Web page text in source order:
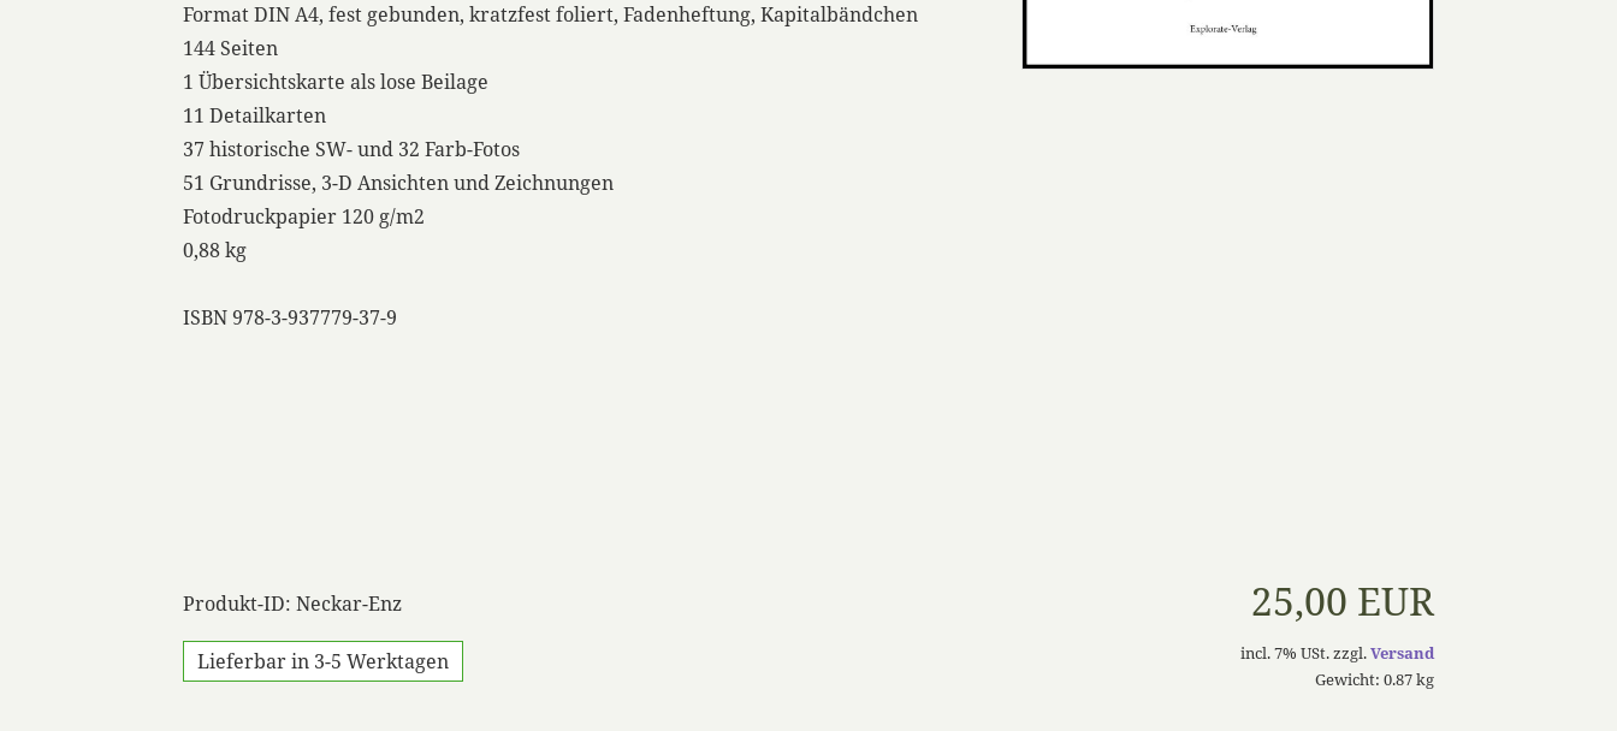
Format DIN A4, fest gebunden, kratzfest foliert, Fadenheftung, Kapitalbändchen
144 Seiten
1 Übersichtskarte als lose Beilage
11 Detailkarten
37 historische SW- und 32 Farb-Fotos
51 Grundrisse, 3-D Ansichten und Zeichnungen
Fotodruckpapier 120 g/m2
0,88 kg
ISBN 978-3-937779-37-9
Produkt-ID: Neckar-Enz
Lieferbar in 3-5 Werktagen
25,00 EUR
incl. 7% USt. zzgl.Versand
Gewicht: 0.87 kg